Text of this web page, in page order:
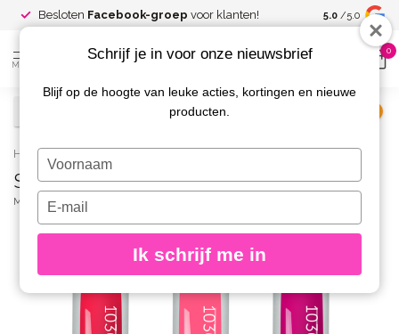
Besloten Facebook-groep voor klanten! Spaar voor
kortingen
5.0 /5.0
MENU
0
Home / Set Floral Symphony 3 Gelpolish, 3 stuks
Set Floral Symphony 3 Gelpolish, 3 stuks
MAGNETIC
Schrijf je in voor onze nieuwsbrief
Blijf op de hoogte van leuke acties, kortingen en nieuwe
producten.
Typ
je
naam
Typ
je
e-
in
Ik schrijf me in